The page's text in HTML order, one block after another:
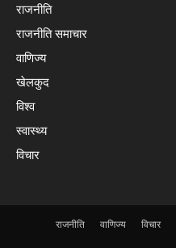
राजनीति
राजनीति समाचार
वाणिज्य
खेलकुद
विश्व
स्वास्थ्य
विचार
राजनीति वाणिज्य विचार